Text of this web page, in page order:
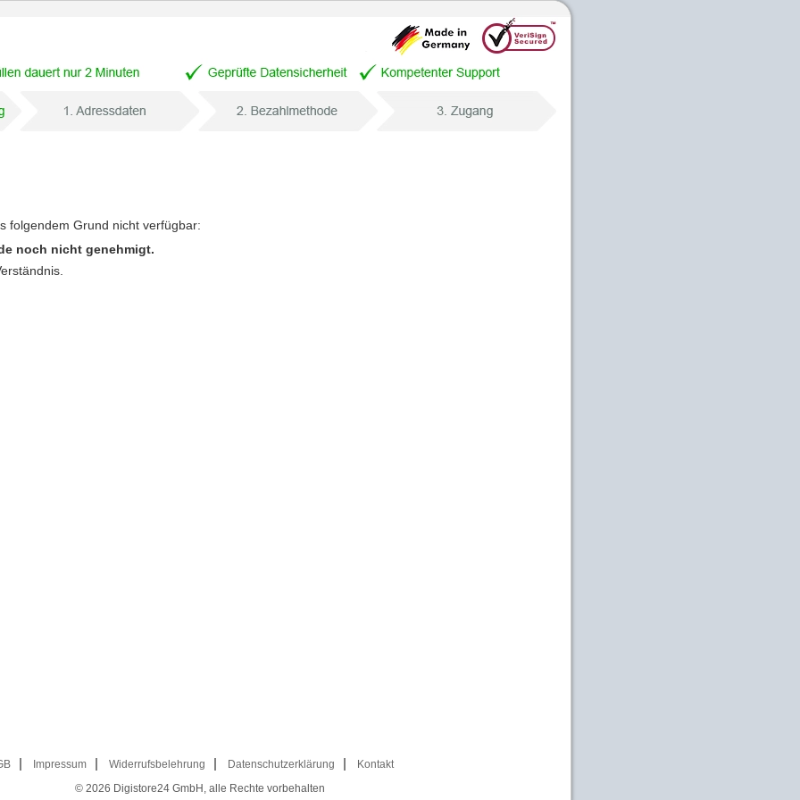
folgendem Grund nicht verfügbar:
noch nicht genehmigt.
Impressum Widerrufsbelehrung Datenschutzerklärung
Kontakt
© 2026 Digistore24 GmbH, alle Rechte vorbehalten